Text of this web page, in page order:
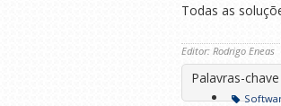
Todas as
Editor: Rodrigo Eneas
Palavras-chave